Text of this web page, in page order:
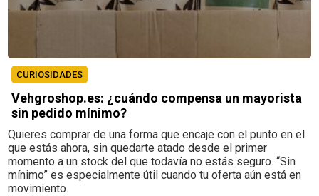
CURIOSIDADES
Vehgroshop.es: ¿cuándo compensa un mayorista
sin pedido mínimo?
Quieres comprar de una forma que encaje con el punto en el
que estás ahora, sin quedarte atado desde el primer
momento a un stock del que todavía no estás seguro. “Sin
mínimo” es especialmente útil cuando tu oferta aún está en
movimiento.